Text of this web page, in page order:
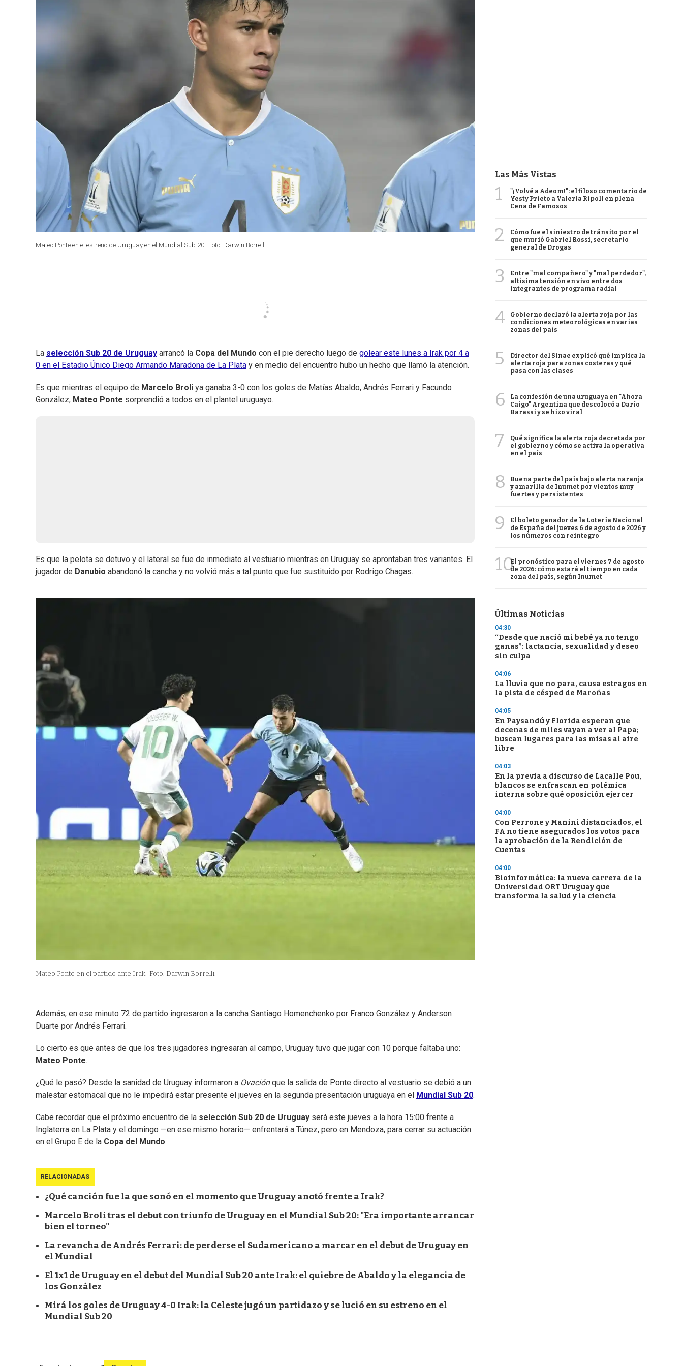
Mateo Ponte en el estreno de Uruguay en el Mundial Sub 20. Foto: Darwin Borrelli.
La selección Sub 20 de Uruguay arrancó la Copa del Mundo con el pie derecho luego de golear este lunes a Irak por 4 a
0 en el Estadio Único Diego Armando Maradona de La Plata y en medio del encuentro hubo un hecho que llamó la atención.
Es que mientras el equipo de Marcelo Broli ya ganaba 3-0 con los goles de Matías Abaldo, Andrés Ferrari y Facundo
González, Mateo Ponte sorprendió a todos en el plantel uruguayo.
Es que la pelota se detuvo y el lateral se fue de inmediato al vestuario mientras en Uruguay se aprontaban tres variantes. El
jugador de Danubio abandonó la cancha y no volvió más a tal punto que fue sustituido por Rodrigo Chagas.
Mateo Ponte en el partido ante Irak. Foto: Darwin Borrelli.
Además, en ese minuto 72 de partido ingresaron a la cancha Santiago Homenchenko por Franco González y Anderson
Duarte por Andrés Ferrari.
Lo cierto es que antes de que los tres jugadores ingresaran al campo, Uruguay tuvo que jugar con 10 porque faltaba uno:
Mateo Ponte.
¿Qué le pasó? Desde la sanidad de Uruguay informaron a Ovaciónque la salida de Ponte directo al vestuario se debió a un
malestar estomacal que no le impedirá estar presente el jueves en la segunda presentación uruguaya en el Mundial Sub 20.
Cabe recordar que el próximo encuentro de la selección Sub 20 de Uruguay será este jueves a la hora 15:00 frente a
Inglaterra en La Plata y el domingo —en ese mismo horario— enfrentará a Túnez, pero en Mendoza, para cerrar su actuación
en el Grupo E de la Copa del Mundo.
RELACIONADAS
¿Qué canción fue la que sonó en el momento que Uruguay anotó frente a Irak?
Marcelo Broli tras el debut con triunfo de Uruguay en el Mundial Sub 20: "Era importante arrancar
bien el torneo"
La revancha de Andrés Ferrari: de perderse el Sudamericano a marcar en el debut de Uruguay en
el Mundial
El 1x1 de Uruguay en el debut del Mundial Sub 20 ante Irak: el quiebre de Abaldo y la elegancia de
los González
Mirá los goles de Uruguay 4-0 Irak: la Celeste jugó un partidazo y se lució en su estreno en el
Mundial Sub 20
Las Más Vistas
1
"¡Volvé a Adeom!": el filoso comentario de
Yesty Prieto a Valeria Ripoll en plena
Cena de Famosos
2
Cómo fue el siniestro de tránsito por el
que murió Gabriel Rossi, secretario
general de Drogas
3
Entre "mal compañero" y "mal perdedor",
altísima tensión en vivo entre dos
integrantes de programa radial
4
Gobierno declaró la alerta roja por las
condiciones meteorológicas en varias
zonas del país
5
Director del Sinae explicó qué implica la
alerta roja para zonas costeras y qué
pasa con las clases
6
La confesión de una uruguaya en "Ahora
Caigo" Argentina que descolocó a Darío
Barassi y se hizo viral
7
Qué significa la alerta roja decretada por
el gobierno y cómo se activa la operativa
en el país
8
Buena parte del país bajo alerta naranja
y amarilla de Inumet por vientos muy
fuertes y persistentes
9
El boleto ganador de la Lotería Nacional
de España del jueves 6 de agosto de 2026 y
los números con reintegro
10El pronóstico para el viernes 7 de agosto
de 2026: cómo estará el tiempo en cada
zona del país, según Inumet
Últimas Noticias
04:30
“Desde que nació mi bebé ya no tengo
ganas”: lactancia, sexualidad y deseo
sin culpa
04:06
La lluvia que no para, causa estragos en
la pista de césped de Maroñas
04:05
En Paysandú y Florida esperan que
decenas de miles vayan a ver al Papa;
buscan lugares para las misas al aire
libre
04:03
En la previa a discurso de Lacalle Pou,
blancos se enfrascan en polémica
interna sobre qué oposición ejercer
04:00
Con Perrone y Manini distanciados, el
FA no tiene asegurados los votos para
la aprobación de la Rendición de
Cuentas
04:00
Bioinformática: la nueva carrera de la
Universidad ORT Uruguay que
transforma la salud y la ciencia